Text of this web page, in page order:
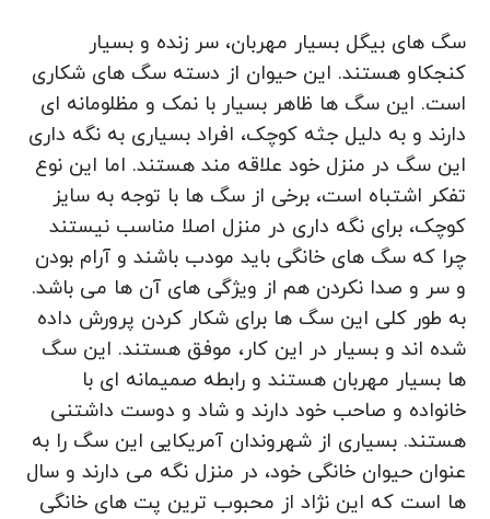
سگ های بیگل بسیار مهربان، سر زنده و بسیار
کنجکاو هستند. این حیوان از دسته سگ های شکاری
است. این سگ ها ظاهر بسیار با نمک و مظلومانه ای
دارند و به دلیل جثه کوچک، افراد بسیاری به نگه داری
این سگ در منزل خود علاقه مند هستند. اما این نوع
تفکر اشتباه است، برخی از سگ ها با توجه به سایز
کوچک، برای نگه داری در منزل اصلا مناسب نیستند
چرا که سگ های خانگی باید مودب باشند و آرام بودن
و سر و صدا نکردن هم از ویژگی های آن ها می باشد.
به طور کلی این سگ ها برای شکار کردن پرورش داده
شده اند و بسیار در این کار، موفق هستند. این سگ
ها بسیار مهربان هستند و رابطه صمیمانه ای با
خانواده و صاحب خود دارند و شاد و دوست داشتنی
هستند. بسیاری از شهروندان آمریکایی این سگ را به
عنوان حیوان خانگی خود، در منزل نگه می دارند و سال
ها است که این نژاد از محبوب ترین پت های خانگی